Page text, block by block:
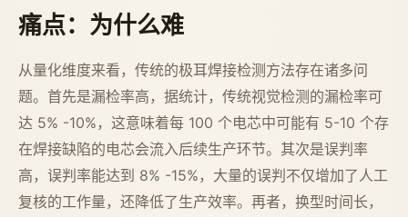
痛点：为什么难
从量化维度来看，传统的极耳焊接检测方法存在诸多问
题。首先是漏检率高，据统计，传统视觉检测的漏检率可
达 5% -10%，这意味着每 100 个电芯中可能有 5-10 个存
在焊接缺陷的电芯会流入后续生产环节。其次是误判率
高，误判率能达到 8% -15%，大量的误判不仅增加了人工
复核的工作量，还降低了生产效率。再者，换型时间长，